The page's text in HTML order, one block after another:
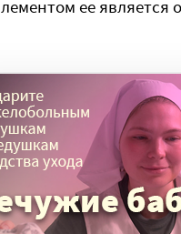
ее является
Для кого-то это
не может